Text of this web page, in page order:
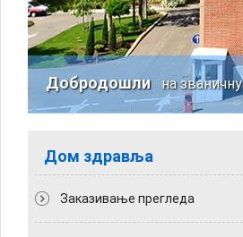
Добродошлина званичну
Дом здравља
Заказивање прегледа